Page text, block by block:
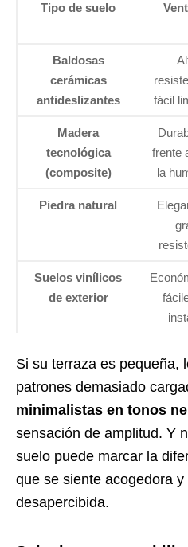
Tipo de suelo
Baldosas
cerámicas
antideslizantes
fácil
Madera
tecnológica
(composite)
frente
la
Piedra natural
Suelos vinílicos
de exterior
Si su terraza es pequeña,
patrones demasiado
minimalistas en tonos
sensación de amplitud. Y
suelo puede marcar la
que se siente acogedora
desapercibida.